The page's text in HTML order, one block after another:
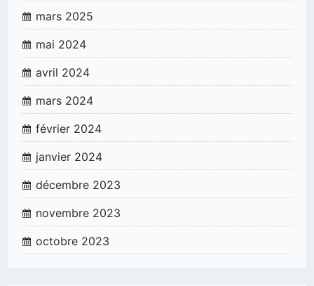
mars 2025
mai 2024
avril 2024
mars 2024
février 2024
janvier 2024
décembre 2023
novembre 2023
octobre 2023